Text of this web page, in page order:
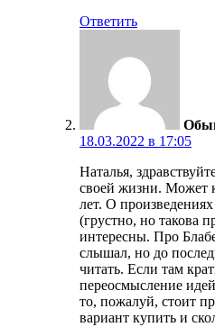
Ответить
18.03.2022 в 17:05
Наталья,
своей жизни. Может
лет. О
(грустно, но такова
интересны. Про
слышал, но до
читать. Если там
переосмысление
то, пожалуй, стоит
вариант купить и